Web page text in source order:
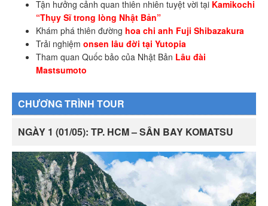
Tận hưởng cảnh quan thiên nhiên tuyệt vời tại Kamikochi
“Thụy Sĩ trong lòng Nhật Bản”
Khám phá thiên đường hoa chi anh Fuji Shibazakura
Trải nghiệm onsen lâu đời tại Yutopia
Tham quan Quốc bảo của Nhật Bản Lâu đài
Mastsumoto
CHƯƠNG TRÌNH TOUR
NGÀY 1 (01/05): TP. HCM – SÂN BAY KOMATSU